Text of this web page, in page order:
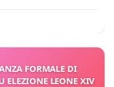
FORMALE DI
ELEZIONE LEONE XIV